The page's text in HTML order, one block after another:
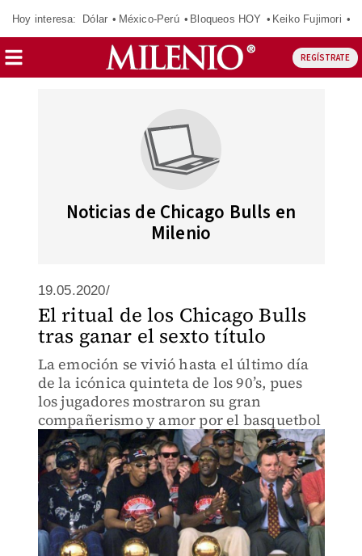
Hoy interesa: Dólar México-Perú Bloqueos HOY Keiko Fujimori
REGÍSTRATE
Noticias de Chicago Bulls en
Milenio
19.05.2020/
El ritual de los Chicago Bulls
tras ganar el sexto título
La emoción se vivió hasta el último día
de la icónica quinteta de los 90’s, pues
los jugadores mostraron su gran
compañerismo y amor por el basquetbol